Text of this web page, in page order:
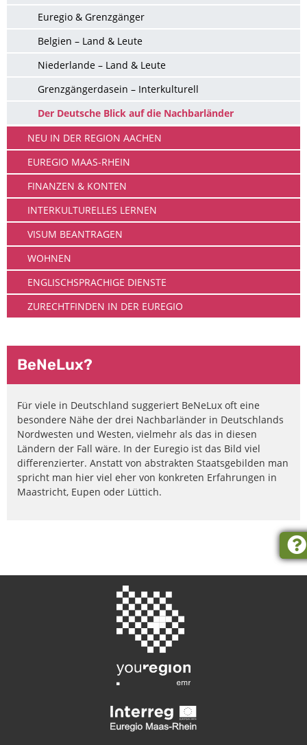
Euregio & Grenzgänger
Belgien – Land & Leute
Niederlande – Land & Leute
Grenzgängerdasein – Interkulturell
Der Deutsche Blick auf die Nachbarländer
NEU IN DER REGION AACHEN
EUREGIO MAAS-RHEIN
FINANZEN & KONTEN
INTERKULTURELLES LERNEN
VISUM BEANTRAGEN
WOHNEN
ENGLISCHSPRACHIGE DIENSTE
ZURECHTFINDEN IN DER EUREGIO
BeNeLux?
Für viele in Deutschland suggeriert BeNeLux oft eine
besondere Nähe der drei Nachbarländer in Deutschlands
Nordwesten und Westen, vielmehr als das in diesen
Ländern der Fall wäre. In der Euregio ist das Bild viel
differenzierter. Anstatt von abstrakten Staatsgebilden man
spricht man hier viel eher von konkreten Erfahrungen in
Maastricht, Eupen oder Lüttich.